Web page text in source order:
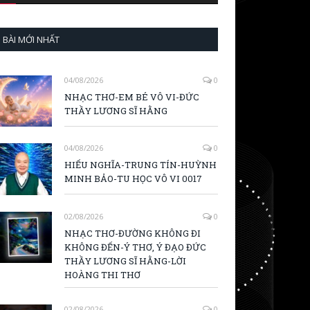
BÀI MỚI NHẤT
04/08/2026 0
NHẠC THƠ-EM BÉ VÔ VI-ĐỨC
THẦY LƯƠNG SĨ HẰNG
04/08/2026 0
HIẾU NGHĨA-TRUNG TÍN-HUỲNH
MINH BẢO-TU HỌC VÔ VI 0017
02/08/2026 0
NHẠC THƠ-ĐƯỜNG KHÔNG ĐI
KHÔNG ĐẾN-Ý THƠ, Ý ĐẠO ĐỨC
THẦY LƯƠNG SĨ HẰNG-LỜI
HOÀNG THI THƠ